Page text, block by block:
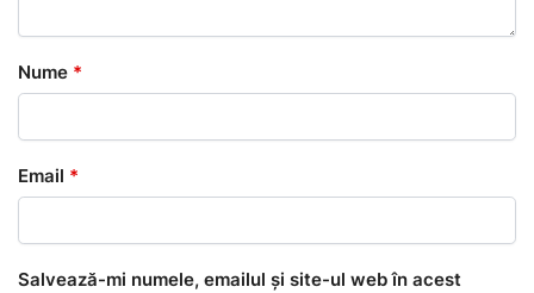
Nume *
Email *
Salvează-mi numele, emailul și site-ul web în acest